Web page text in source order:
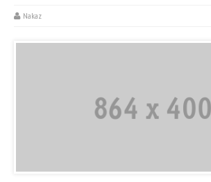
Nakaz